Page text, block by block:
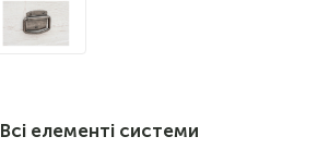
Всі елементі системи